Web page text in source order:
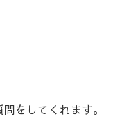
をしてくれます。